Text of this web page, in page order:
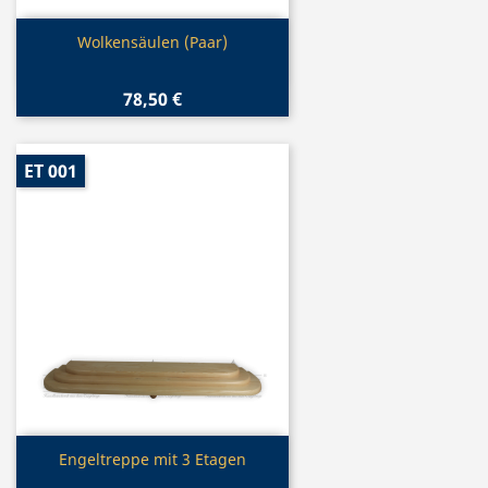
Vorschau
Wolkensäulen (Paar)
78,50 €
Vorschau
Engeltreppe mit 3 Etagen
ET 001